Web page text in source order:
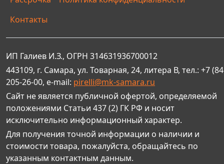
Контакты
ИП Галиев И.З., ОГРН 314631936700012
443109, г. Самара, ул. Товарная, 24, литера В, тел.: +7
205-26-00, e-mail: pirelli@mk-samara.ru
Сайт не является публичной офертой, определяемой
положениями Статьи 437 (2) ГК РФ и носит
исключительно информационный характер.
Для получения точной информации о наличии и
стоимости товара, пожалуйста, обращайтесь по
указанным контактным данным.